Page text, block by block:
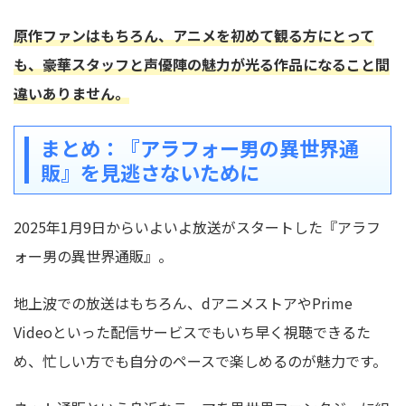
原作ファンはもちろん、アニメを初めて観る方にとって
も、豪華スタッフと声優陣の魅力が光る作品になること間
違いありません。
まとめ：『アラフォー男の異世界通
販』を見逃さないために
2025年1月9日からいよいよ放送がスタートした『アラフ
ォー男の異世界通販』。
地上波での放送はもちろん、dアニメストアやPrime
Videoといった配信サービスでもいち早く視聴できるた
め、忙しい方でも自分のペースで楽しめるのが魅力です。